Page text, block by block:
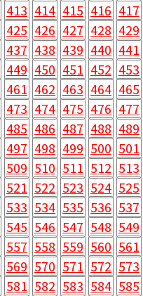
413 414 415 416 417
425 426 427 428 429
437 438 439 440 441
449 450 451 452 453
461 462 463 464 465
473 474 475 476 477
485 486 487 488 489
497 498 499 500 501
509 510 511 512 513
521 522 523 524 525
533 534 535 536 537
545 546 547 548 549
557 558 559 560 561
569 570 571 572 573
581 582 583 584 585